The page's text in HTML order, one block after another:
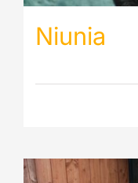
Niunia